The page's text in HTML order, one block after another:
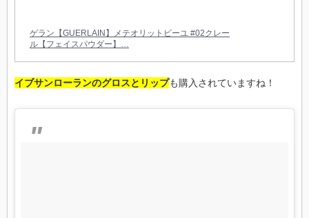
ゲラン【GUERLAIN】メテオリットビーユ #02クレー
ル【フェイスパウダー】…
イブサンローランのグロスとリップも購入されていますね！